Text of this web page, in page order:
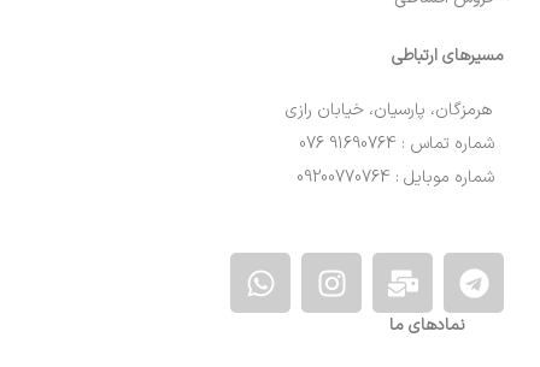
مسیرهای ارتباطی
هرمزگان، پارسیان، خیابان رازی
شماره تماس : 91690764 076
شماره موبایل : 09200770764
نمادهای ما